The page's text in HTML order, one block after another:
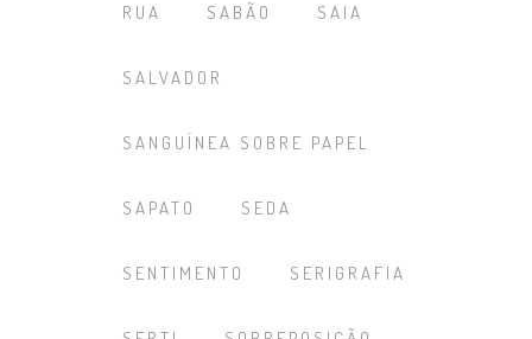
RUA SABÃO SAIA
SALVADOR
SANGUÍNEA SOBRE PAPEL
SAPATO SEDA
SENTIMENTO SERIGRAFIA